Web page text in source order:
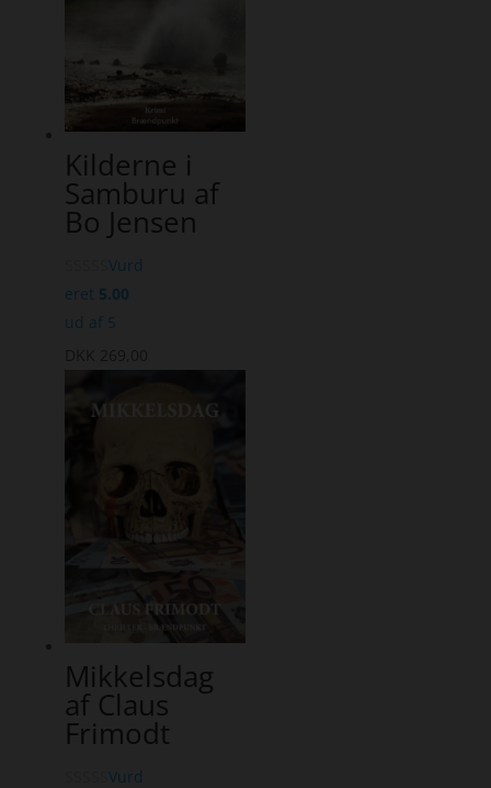
Kilderne i
Samburu af
Bo Jensen
Vurd
eret 5.00
ud af 5
Mikkelsdag
af Claus
Frimodt
Vurd